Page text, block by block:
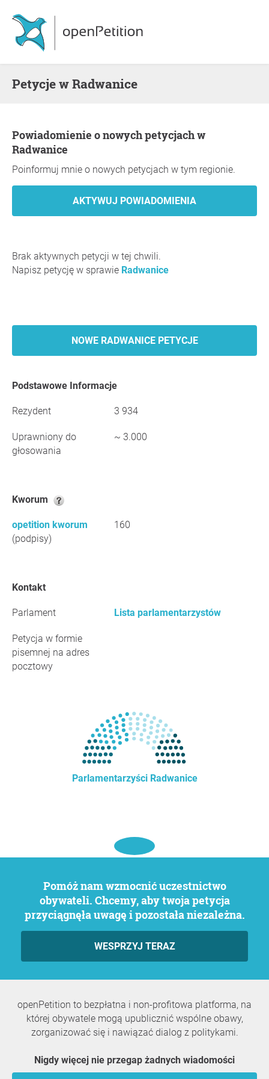
Petycje w Radwanice
Powiadomienie o nowych petycjach w
Radwanice
Poinformuj mnie o nowych petycjach w tym regionie.
Brak aktywnych petycji w tej chwili.
Napisz petycję w sprawie Radwanice
NOWE RADWANICE PETYCJE
Podstawowe Informacje
Rezydent 3 934
Uprawniony do
głosowania
~ 3.000
Kworum
opetition kworum
(podpisy)
160
Kontakt
Parlament Lista parlamentarzystów
Petycja w formie
pisemnej na adres
pocztowy
Parlamentarzyści Radwanice
Pomóż nam wzmocnić uczestnictwo
obywateli. Chcemy, aby twoja petycja
przyciągnęła uwagę i pozostała niezależna.
WESPRZYJ TERAZ
openPetition to bezpłatna i non-profitowa platforma, na
której obywatele mogą upublicznić wspólne obawy,
zorganizować się i nawiązać dialog z politykami.
Nigdy więcej nie przegap żadnych wiadomości